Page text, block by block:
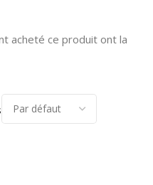
acheté ce produit ont la